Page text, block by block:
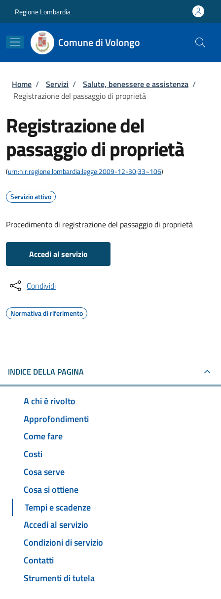
Regione Lombardia
Comune di Volongo
Briciole di pane
Home / Servizi / Salute, benessere e assistenza /
Registrazione del passaggio di proprietà
Registrazione del
passaggio di proprietà
(urn:nir:regione.lombardia:legge:2009-12-30;33~106)
Servizio attivo
Procedimento di registrazione del passaggio di proprietà
Accedi al servizio
Condividi
Normativa di riferimento
INDICE DELLA PAGINA
A chi è rivolto
Approfondimenti
Come fare
Costi
Cosa serve
Cosa si ottiene
Tempi e scadenze
Accedi al servizio
Condizioni di servizio
Contatti
Strumenti di tutela